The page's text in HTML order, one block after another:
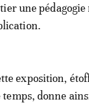
une
exposition,
donne